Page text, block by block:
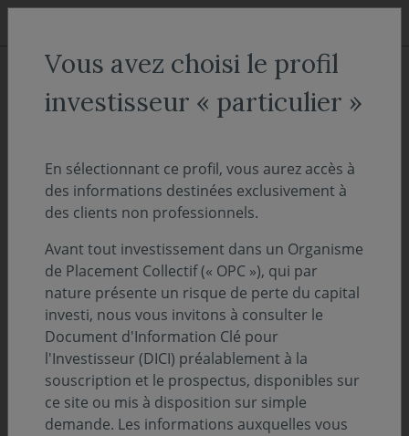
Aller au menu
Aller au contenu
ACCUEIL Actualités Vie des fonds
évoluent
06 juin 2025
Temps de lecture :1min
Vous êtes porteur de part(s) de l’un ou
plusieurs OPC de Covéa Finance mentionnés
ci-après et nous vous remercions de la
confiance que vous témoignez à notre
société.
Vous avez choisi le profil
investisseur « particulier »
En sélectionnant ce profil, vous aurez accès à
des informations destinées exclusivement à
des clients non professionnels.
Avant tout investissement dans un Organisme
de Placement Collectif (« OPC »), qui par
nature présente un risque de perte du capital
investi, nous vous invitons à consulter le
Document d'Information Clé pour
l'Investisseur (DICI) préalablement à la
souscription et le prospectus, disponibles sur
ce site ou mis à disposition sur simple
demande. Les informations auxquelles vous